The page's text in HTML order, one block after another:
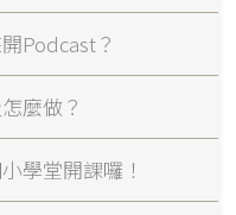
Podcast？
麼做？
學堂開課囉！